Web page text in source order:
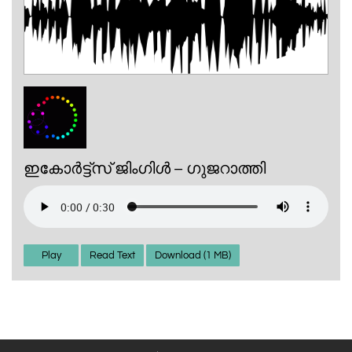
ഇകോർട്ട്സ് ജിംഗിൾ – ഗുജറാത്തി
Play Read Text Download (1 MB)